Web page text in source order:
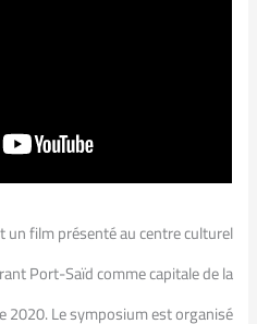
un film présenté au centre culturel
Port-Saïd comme capitale de la
2020. Le symposium est organisé